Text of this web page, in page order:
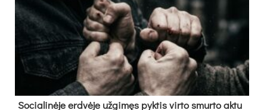
So­cia­li­nė­je erd­vė­je už­gi­męs pyk­tis vir­to smur­to ak­tu